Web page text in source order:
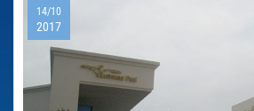
14/10
2017